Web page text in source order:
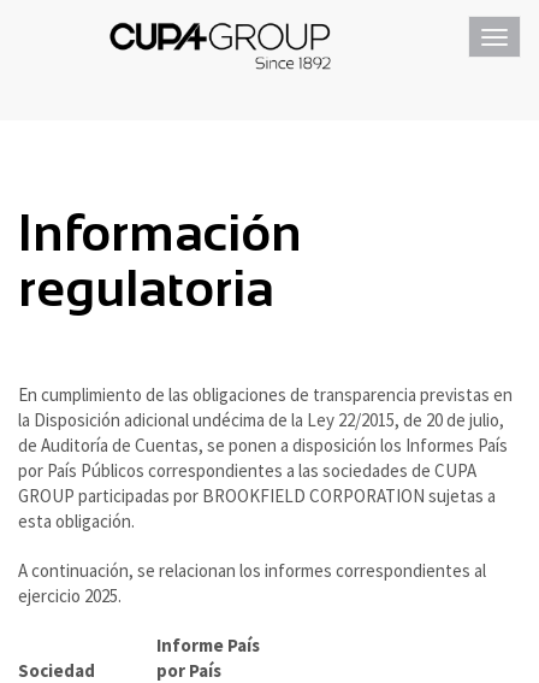
Información
regulatoria
En cumplimiento de las obligaciones de transparencia previstas en
la Disposición adicional undécima de la Ley 22/2015, de 20 de julio,
de Auditoría de Cuentas, se ponen a disposición los Informes País
por País Públicos correspondientes a las sociedades de CUPA
GROUP participadas por BROOKFIELD CORPORATION sujetas a
esta obligación.
A continuación, se relacionan los informes correspondientes al
ejercicio 2025.
Sociedad
Informe País
por País